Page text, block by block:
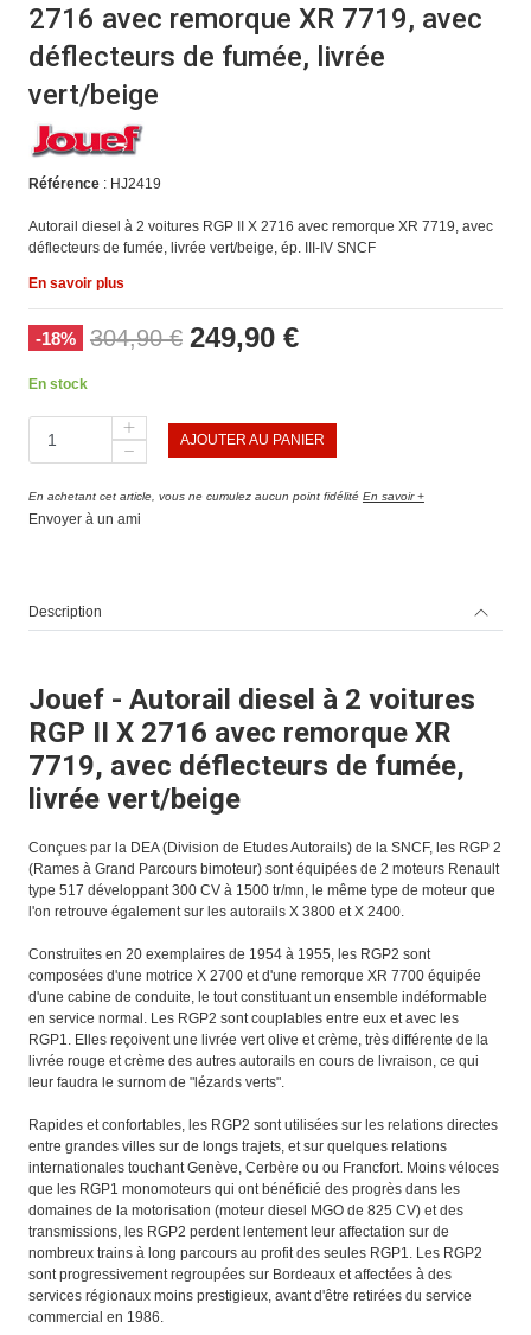
2716 avec remorque XR 7719, avec
déflecteurs de fumée, livrée
vert/beige
Référence: HJ2419
Autorail diesel à 2 voitures RGP II X 2716 avec remorque XR 7719, avec
déflecteurs de fumée, livrée vert/beige, ép. III-IV SNCF
En savoir plus
-18% 304,90 € 249,90 €
En stock
AJOUTER AU PANIER
En achetant cet article, vous ne cumulez aucun point fidélité En savoir +
Envoyer à un ami
Description
Jouef - Autorail diesel à 2 voitures
RGP II X 2716 avec remorque XR
7719, avec déflecteurs de fumée,
livrée vert/beige
Conçues par la DEA (Division de Etudes Autorails) de la SNCF, les RGP 2
(Rames à Grand Parcours bimoteur) sont équipées de 2 moteurs Renault
type 517 développant 300 CV à 1500 tr/mn, le même type de moteur que
l'on retrouve également sur les autorails X 3800 et X 2400.
Construites en 20 exemplaires de 1954 à 1955, les RGP2 sont
composées d'une motrice X 2700 et d'une remorque XR 7700 équipée
d'une cabine de conduite, le tout constituant un ensemble indéformable
en service normal. Les RGP2 sont couplables entre eux et avec les
RGP1. Elles reçoivent une livrée vert olive et crème, très différente de la
livrée rouge et crème des autres autorails en cours de livraison, ce qui
leur faudra le surnom de "lézards verts".
Rapides et confortables, les RGP2 sont utilisées sur les relations directes
entre grandes villes sur de longs trajets, et sur quelques relations
internationales touchant Genève, Cerbère ou ou Francfort. Moins véloces
que les RGP1 monomoteurs qui ont bénéficié des progrès dans les
domaines de la motorisation (moteur diesel MGO de 825 CV) et des
transmissions, les RGP2 perdent lentement leur affectation sur de
nombreux trains à long parcours au profit des seules RGP1. Les RGP2
sont progressivement regroupées sur Bordeaux et affectées à des
services régionaux moins prestigieux, avant d'être retirées du service
commercial en 1986.